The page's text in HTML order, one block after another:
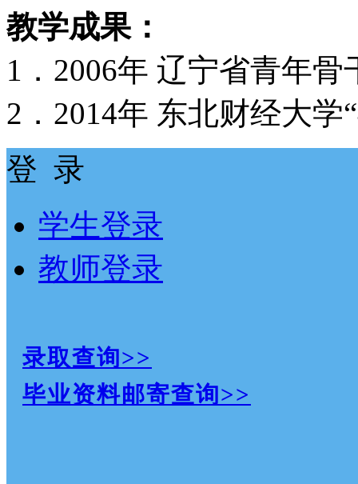
教学成果：
1．2006年 辽宁省青年骨
2．2014年 东北财经大
登 录
学生登录
教师登录
录取查询>>
毕业资料邮寄查询>>